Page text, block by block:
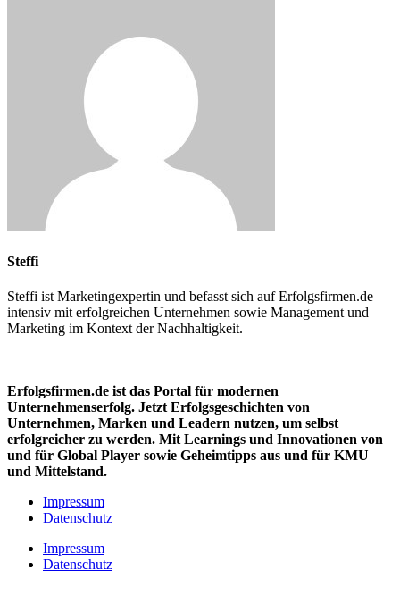
Steffi
Steffi ist Marketingexpertin und befasst sich auf Erfolgsfirmen.de
intensiv mit erfolgreichen Unternehmen sowie Management und
Marketing im Kontext der Nachhaltigkeit.
Erfolgsfirmen.de ist das Portal für modernen
Unternehmenserfolg. Jetzt Erfolgsgeschichten von
Unternehmen, Marken und Leadern nutzen, um selbst
erfolgreicher zu werden. Mit Learnings und Innovationen von
und für Global Player sowie Geheimtipps aus und für KMU
und Mittelstand.
Impressum
Datenschutz
Impressum
Datenschutz